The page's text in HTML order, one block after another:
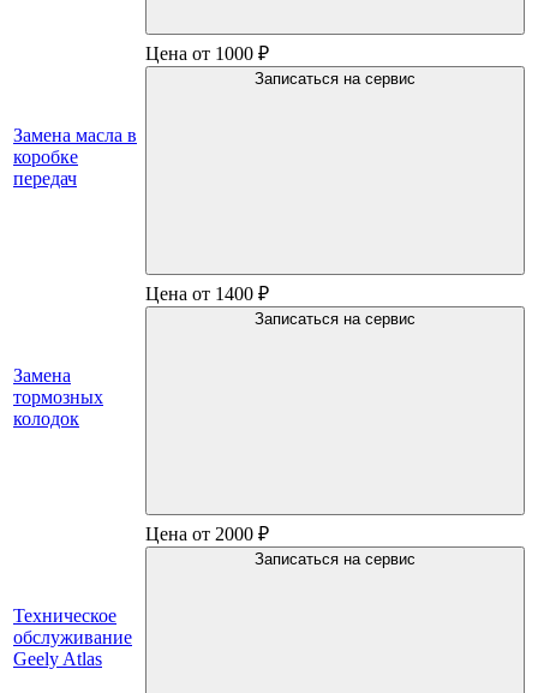
Замена масла в
коробке
передач
Цена от 1000 ₽
Записаться на сервис
Замена
тормозных
колодок
Цена от 1400 ₽
Записаться на сервис
Техническое
обслуживание
Geely Atlas
Цена от 2000 ₽
Записаться на сервис